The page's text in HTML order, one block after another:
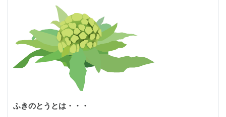
ふきのとうとは・・・